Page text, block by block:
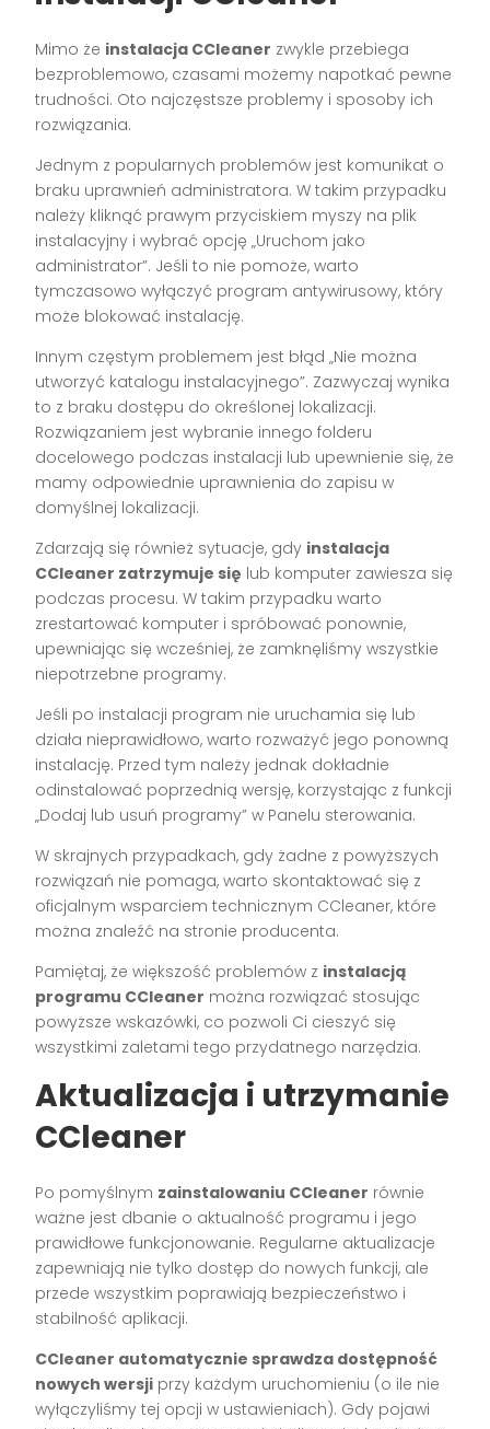
Mimo że instalacja CCleaner zwykle przebiega
bezproblemowo, czasami możemy napotkać pewne
trudności. Oto najczęstsze problemy i sposoby ich
rozwiązania.
Jednym z popularnych problemów jest komunikat o
braku uprawnień administratora. W takim przypadku
należy kliknąć prawym przyciskiem myszy na plik
instalacyjny i wybrać opcję „Uruchom jako
administrator”. Jeśli to nie pomoże, warto
tymczasowo wyłączyć program antywirusowy, który
może blokować instalację.
Innym częstym problemem jest błąd „Nie można
utworzyć katalogu instalacyjnego”. Zazwyczaj wynika
to z braku dostępu do określonej lokalizacji.
Rozwiązaniem jest wybranie innego folderu
docelowego podczas instalacji lub upewnienie się, że
mamy odpowiednie uprawnienia do zapisu w
domyślnej lokalizacji.
Zdarzają się również sytuacje, gdy instalacja
CCleaner zatrzymuje się lub komputer zawiesza się
podczas procesu. W takim przypadku warto
zrestartować komputer i spróbować ponownie,
upewniając się wcześniej, że zamknęliśmy wszystkie
niepotrzebne programy.
Jeśli po instalacji program nie uruchamia się lub
działa nieprawidłowo, warto rozważyć jego ponowną
instalację. Przed tym należy jednak dokładnie
odinstalować poprzednią wersję, korzystając z funkcji
„Dodaj lub usuń programy” w Panelu sterowania.
W skrajnych przypadkach, gdy żadne z powyższych
rozwiązań nie pomaga, warto skontaktować się z
oficjalnym wsparciem technicznym CCleaner, które
można znaleźć na stronie producenta.
Pamiętaj, że większość problemów z instalacją
programu CCleaner można rozwiązać stosując
powyższe wskazówki, co pozwoli Ci cieszyć się
wszystkimi zaletami tego przydatnego narzędzia.
Aktualizacja i utrzymanie
CCleaner
Po pomyślnym zainstalowaniu CCleaner równie
ważne jest dbanie o aktualność programu i jego
prawidłowe funkcjonowanie. Regularne aktualizacje
zapewniają nie tylko dostęp do nowych funkcji, ale
przede wszystkim poprawiają bezpieczeństwo i
stabilność aplikacji.
CCleaner automatycznie sprawdza dostępność
nowych wersji przy każdym uruchomieniu (o ile nie
wyłączyliśmy tej opcji w ustawieniach). Gdy pojawi